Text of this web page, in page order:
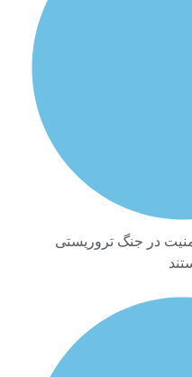
تروریستی